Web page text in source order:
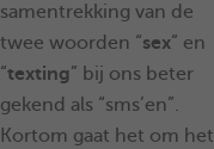
samentrekking van de
twee woorden “sex” en
“texting” bij ons beter
gekend als “sms’en”.
Kortom gaat het om het